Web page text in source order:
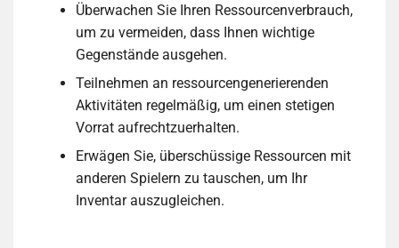
Überwachen Sie Ihren Ressourcenverbrauch,
um zu vermeiden, dass Ihnen wichtige
Gegenstände ausgehen.
Teilnehmen an ressourcengenerierenden
Aktivitäten regelmäßig, um einen stetigen
Vorrat aufrechtzuerhalten.
Erwägen Sie, überschüssige Ressourcen mit
anderen Spielern zu tauschen, um Ihr
Inventar auszugleichen.